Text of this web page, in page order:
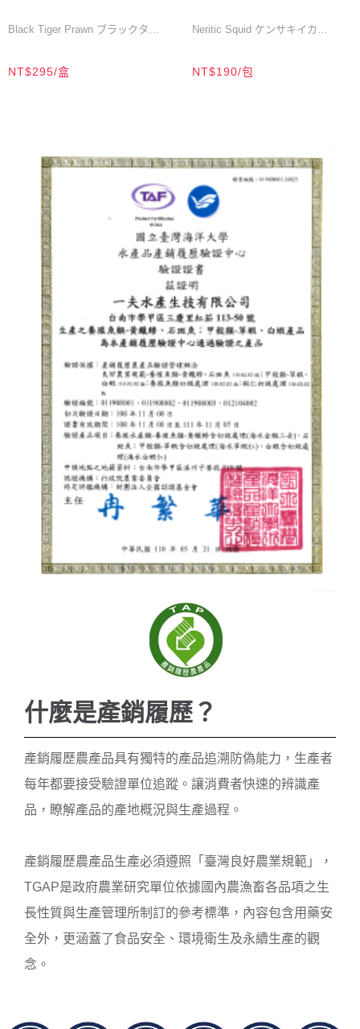
Black Tiger Prawn ブラックタイ
L／200公克／7-10尾／盒
4XL／200公克／2尾／盒
Size/Package: M (200g / 10-12
pcs) / 1 box
Size/Package: L (200g / 7-10 pcs)
Size/Package: XL (200g / 6-7
pcs) / 1 box
Size/Package: 2XL (200g / 5-6
pcs) / 1 box
Size/Package: 3XL (200g / 3-4
pcs) / 1 box
Size/Package: 4XL (200g / 2 pcs)
Product Status: Whole round・
Flash frozen
サイズ／梱包：M（200g / 10-12
尾）/ 1箱入
サイズ／梱包：XL（200g / 6-7
尾）/ 1箱入
サイズ／梱包：3XL（200g / 3-4
尾）/ 1箱入
製品状態：丸ごと・急速冷凍
NT$295/盒
Neritic Squid ケンサキイカ
150-200公克/尾
Size/Package: 150-200g / 1 piece
Size/Package: 200-250g / 1 piece
Size/Package: 250-300g / 1 piece
Size/Package: 300-350g / 1 piece
Product Status: Whole round・
Seafrozen・Flash frozen
サイズ／梱包：150-200g / 1尾
サイズ／梱包：200-250g / 1尾
サイズ／梱包：250-300g / 1尾
サイズ／梱包：300-350g / 1尾
製品状態：丸ごと・船上凍結・急
NT$190/包
什麼是產銷履歷？
產銷履歷農產品具有獨特的產品追溯防偽能力，生產者
每年都要接受驗證單位追蹤。讓消費者快速的辨識產
品，瞭解產品的產地概況與生產過程。
產銷履歷農產品生產必須遵照「臺灣良好農業規範」，
TGAP是政府農業研究單位依據國內農漁畜各品項之生
長性質與生產管理所制訂的參考標準，內容包含用藥安
全外，更涵蓋了食品安全、環境衛生及永續生產的觀
念。